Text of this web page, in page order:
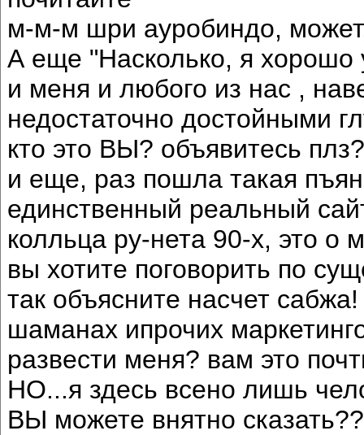
м-м-м шри ауробиндо,
А еще "Насколько, я хорошо
и меня и любого из нас ,
недостаточно достойными
кто это ВЫ? объявитесь плз?
и еще, раз пошла такая
единственный реальный
колльца ру-нета 90-х, это о
вы хотите поговорить по
так объясните насчет
шаманах ипрочих
развести меня? вам это
НО...я здесь всено лишь
ВЫ можете внятно